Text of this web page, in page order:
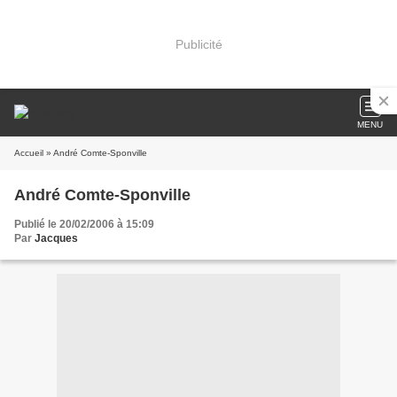
Publicité
MENU
Accueil » André Comte-Sponville
André Comte-Sponville
Publié le 20/02/2006 à 15:09
Par Jacques